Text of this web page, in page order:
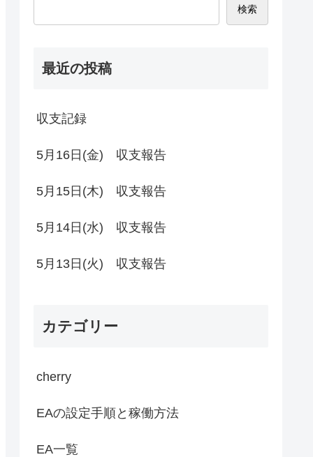
検索
最近の投稿
収支記録
5月16日(金) 収支報告
5月15日(木) 収支報告
5月14日(水) 収支報告
5月13日(火) 収支報告
カテゴリー
cherry
EAの設定手順と稼働方法
EA一覧